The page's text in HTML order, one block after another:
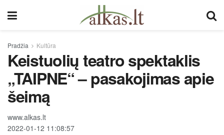
Pradžia Kultūra
Keistuolių teatro spektaklis
„TAIPNE“ – pasakojimas apie
šeimą
www.alkas.lt
2022-01-12 11:08:57